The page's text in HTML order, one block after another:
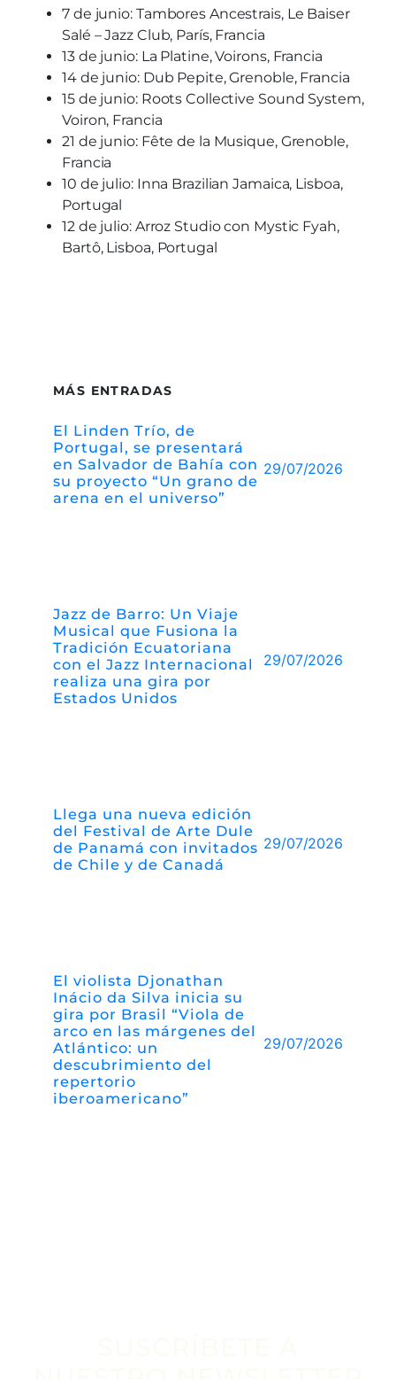
7 de junio: Tambores Ancestrais, Le Baiser
Salé – Jazz Club, París, Francia
13 de junio: La Platine, Voirons, Francia
14 de junio: Dub Pepite, Grenoble, Francia
15 de junio: Roots Collective Sound System,
Voiron, Francia
21 de junio: Fête de la Musique, Grenoble,
Francia
10 de julio: Inna Brazilian Jamaica, Lisboa,
Portugal
12 de julio: Arroz Studio con Mystic Fyah,
Bartô, Lisboa, Portugal
MÁS ENTRADAS
El Linden Trío, de
Portugal, se presentará
en Salvador de Bahía con
su proyecto “Un grano de
arena en el universo”
29/07/2026
Jazz de Barro: Un Viaje
Musical que Fusiona la
Tradición Ecuatoriana
con el Jazz Internacional
realiza una gira por
Estados Unidos
29/07/2026
Llega una nueva edición
del Festival de Arte Dule
de Panamá con invitados
de Chile y de Canadá
29/07/2026
El violista Djonathan
Inácio da Silva inicia su
gira por Brasil “Viola de
arco en las márgenes del
Atlántico: un
descubrimiento del
repertorio
iberoamericano”
29/07/2026